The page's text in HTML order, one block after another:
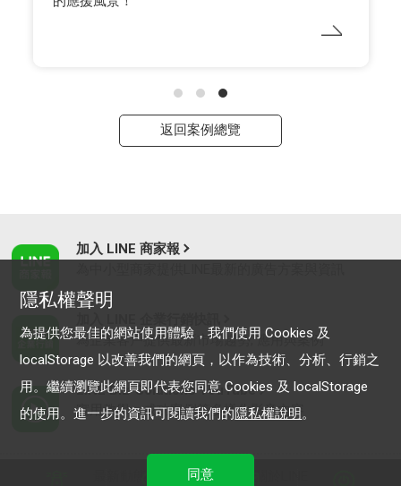
返回案例總覽
加入 LINE 商家報
為企業客戶提供最新市場趨勢, 應用與案例
LINE Biz-Solutions YouTube
實用教學、成功案例等多樣化影音內容
服務條款
隱私權聲明
為提供您最佳的網站使用體驗，我們使用 Cookies 及
localStorage 以改善我們的網頁，以作為技術、分析、行銷之
用。繼續瀏覽此網頁即代表您同意 Cookies 及 localStorage
的使用。進一步的資訊可閱讀我們的隱私權說明。
同意